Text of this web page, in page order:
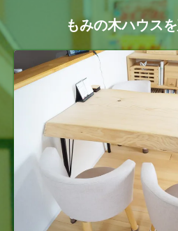
もみの木ハウス